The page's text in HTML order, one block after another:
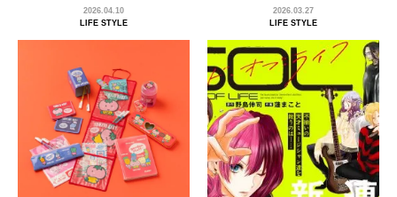
2026.04.10
LIFE STYLE
2026.03.27
LIFE STYLE